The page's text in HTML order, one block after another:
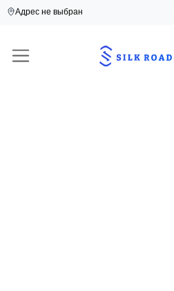
Адрес не выбран